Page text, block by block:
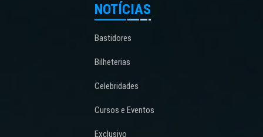
NOTÍCIAS
Bastidores
Bilheterias
Celebridades
Cursos e Eventos
Exclusivo